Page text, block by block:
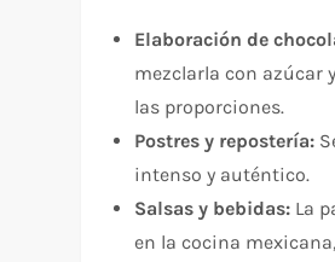
Elaboración de
mezclarla con azúcar
las proporciones.
Postres y repostería:
intenso y auténtico.
Salsas y bebidas: La
en la cocina